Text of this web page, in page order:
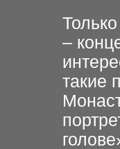
–
такие